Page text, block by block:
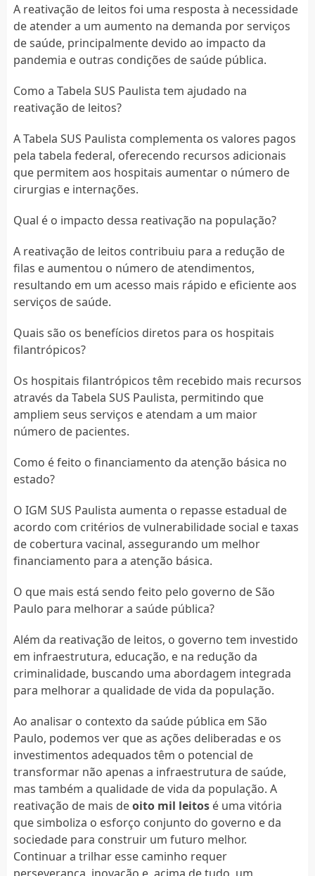
A reativação de leitos foi uma resposta à necessidade
de atender a um aumento na demanda por serviços
de saúde, principalmente devido ao impacto da
pandemia e outras condições de saúde pública.
Como a Tabela SUS Paulista tem ajudado na
reativação de leitos?
A Tabela SUS Paulista complementa os valores pagos
pela tabela federal, oferecendo recursos adicionais
que permitem aos hospitais aumentar o número de
cirurgias e internações.
Qual é o impacto dessa reativação na população?
A reativação de leitos contribuiu para a redução de
filas e aumentou o número de atendimentos,
resultando em um acesso mais rápido e eficiente aos
serviços de saúde.
Quais são os benefícios diretos para os hospitais
filantrópicos?
Os hospitais filantrópicos têm recebido mais recursos
através da Tabela SUS Paulista, permitindo que
ampliem seus serviços e atendam a um maior
número de pacientes.
Como é feito o financiamento da atenção básica no
estado?
O IGM SUS Paulista aumenta o repasse estadual de
acordo com critérios de vulnerabilidade social e taxas
de cobertura vacinal, assegurando um melhor
financiamento para a atenção básica.
O que mais está sendo feito pelo governo de São
Paulo para melhorar a saúde pública?
Além da reativação de leitos, o governo tem investido
em infraestrutura, educação, e na redução da
criminalidade, buscando uma abordagem integrada
para melhorar a qualidade de vida da população.
Ao analisar o contexto da saúde pública em São
Paulo, podemos ver que as ações deliberadas e os
investimentos adequados têm o potencial de
transformar não apenas a infraestrutura de saúde,
mas também a qualidade de vida da população. A
reativação de mais deoito mil leitosé uma vitória
que simboliza o esforço conjunto do governo e da
sociedade para construir um futuro melhor.
Continuar a trilhar esse caminho requer
perseverança, inovação e, acima de tudo, um